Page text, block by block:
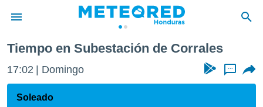
de
ha sido
Tiempo en Subestación de Corrales
17:02 Domingo ...
Soleado